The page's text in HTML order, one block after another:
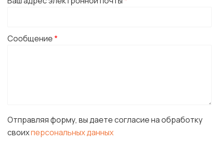
Сообщение*
Отправляя форму, вы даете согласие на обработку
своихперсональных данных